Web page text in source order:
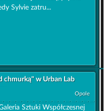
Sylvie zatru...
chmurką" w Urban Lab
Opole
Sztuki Współczesnej